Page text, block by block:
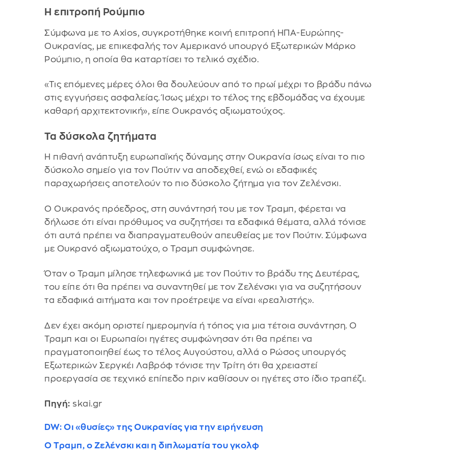
Η επιτροπή Ρούμπιο
Σύμφωνα με το Axios, συγκροτήθηκε κοινή επιτροπή ΗΠΑ-Ευρώπης-
Ουκρανίας, με επικεφαλής τον Αμερικανό υπουργό Εξωτερικών Μάρκο
Ρούμπιο, η οποία θα καταρτίσει το τελικό σχέδιο.
«Τις επόμενες μέρες όλοι θα δουλεύουν από το πρωί μέχρι το βράδυ πάνω
στις εγγυήσεις ασφαλείας. Ίσως μέχρι το τέλος της εβδομάδας να έχουμε
καθαρή αρχιτεκτονική», είπε Ουκρανός αξιωματούχος.
Τα δύσκολα ζητήματα
Η πιθανή ανάπτυξη ευρωπαϊκής δύναμης στην Ουκρανία ίσως είναι το πιο
δύσκολο σημείο για τον Πούτιν να αποδεχθεί, ενώ οι εδαφικές
παραχωρήσεις αποτελούν το πιο δύσκολο ζήτημα για τον Ζελένσκι.
Ο Ουκρανός πρόεδρος, στη συνάντησή του με τον Τραμπ, φέρεται να
δήλωσε ότι είναι πρόθυμος να συζητήσει τα εδαφικά θέματα, αλλά τόνισε
ότι αυτά πρέπει να διαπραγματευθούν απευθείας με τον Πούτιν. Σύμφωνα
με Ουκρανό αξιωματούχο, ο Τραμπ συμφώνησε.
Όταν ο Τραμπ μίλησε τηλεφωνικά με τον Πούτιν το βράδυ της Δευτέρας,
του είπε ότι θα πρέπει να συναντηθεί με τον Ζελένσκι για να συζητήσουν
τα εδαφικά αιτήματα και τον προέτρεψε να είναι «ρεαλιστής».
Δεν έχει ακόμη οριστεί ημερομηνία ή τόπος για μια τέτοια συνάντηση. Ο
Τραμπ και οι Ευρωπαίοι ηγέτες συμφώνησαν ότι θα πρέπει να
πραγματοποιηθεί έως το τέλος Αυγούστου, αλλά ο Ρώσος υπουργός
Εξωτερικών Σεργκέι Λαβρόφ τόνισε την Τρίτη ότι θα χρειαστεί
προεργασία σε τεχνικό επίπεδο πριν καθίσουν οι ηγέτες στο ίδιο τραπέζι.
Πηγή: skai.gr
DW: Οι «θυσίες» της Ουκρανίας για την ειρήνευση
Ο Τραμπ, ο Ζελένσκι και η διπλωματία του γκολφ